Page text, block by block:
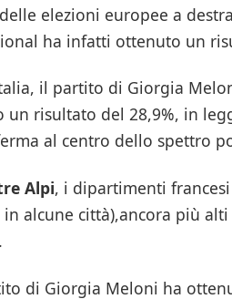
elezioni europee a
ha infatti ottenuto un
il partito di Giorgia
un risultato del 28,9%, in
al centro dello spettro
Alpi, i dipartimenti
alcune città),ancora più
di Giorgia Meloni ha